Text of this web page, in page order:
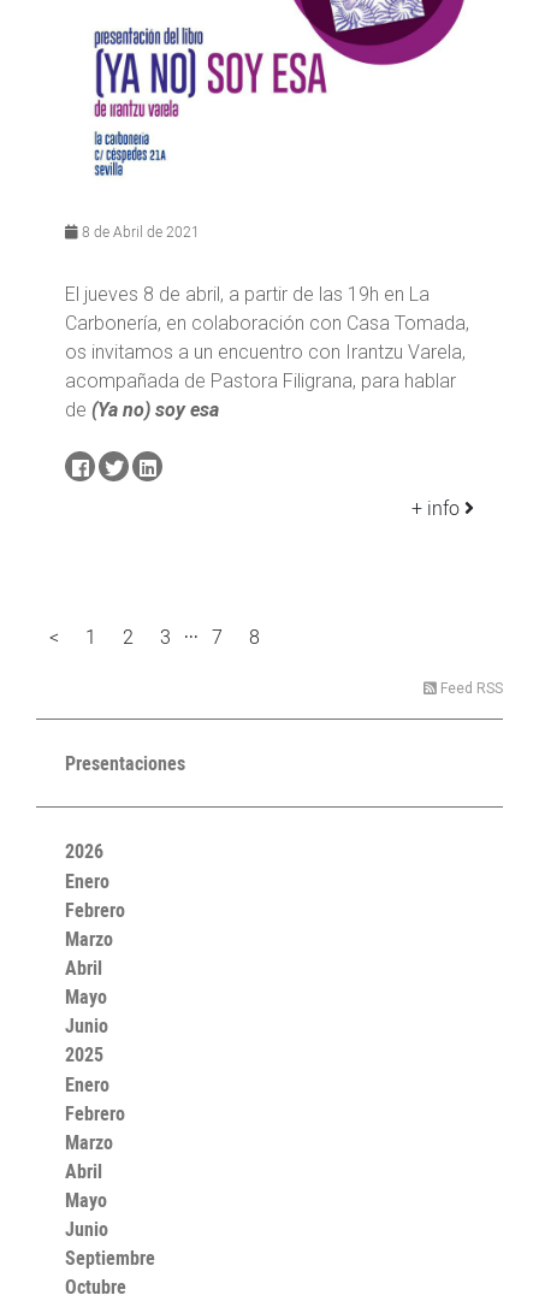
8 de Abril de 2021
El jueves 8 de abril, a partir de las 19h en La
Carbonería, en colaboración con Casa Tomada,
os invitamos a un encuentro con Irantzu Varela,
acompañada de Pastora Filigrana, para hablar
de (Ya no) soy esa
+ info
< 1 2 3 ... 7 8
Feed RSS
Presentaciones
2026
Enero
Febrero
Marzo
Abril
Mayo
Junio
2025
Enero
Febrero
Marzo
Abril
Mayo
Junio
Septiembre
Octubre